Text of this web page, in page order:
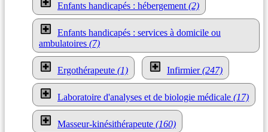
Enfants handicapés : hébergement (2)
Enfants handicapés : services à domicile ou
ambulatoires (7)
Ergothérapeute (1) Infirmier(247)
Laboratoire d'analyses et de biologie médicale (17)
Masseur-kinésithérapeute (160)